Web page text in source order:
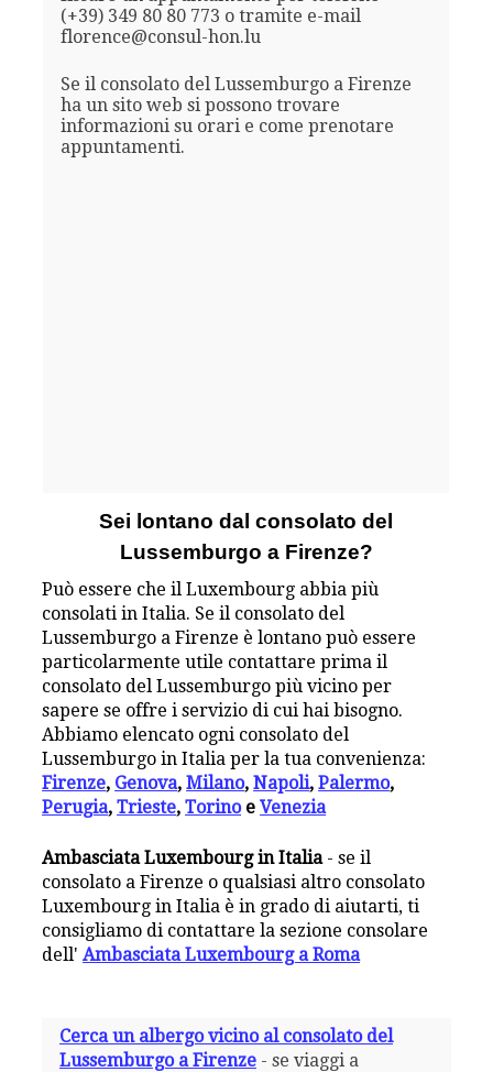
(+39) 349 80 80 773 o tramite e-mail
florence@consul-hon.lu
Se il consolato del Lussemburgo a Firenze
ha un sito web si possono trovare
informazioni su orari e come prenotare
appuntamenti.
Sei lontano dal consolato del
Lussemburgo a Firenze?
Può essere che il Luxembourg abbia più
consolati in Italia. Se il consolato del
Lussemburgo a Firenze è lontano può essere
particolarmente utile contattare prima il
consolato del Lussemburgo più vicino per
sapere se offre i servizio di cui hai bisogno.
Abbiamo elencato ogni consolato del
Lussemburgo in Italia per la tua convenienza:
Firenze, Genova,Milano,Napoli,Palermo,
Perugia,Trieste,TorinoeVenezia
Ambasciata Luxembourg in Italia- se il
consolato a Firenze o qualsiasi altro consolato
Luxembourg in Italia è in grado di aiutarti, ti
consigliamo di contattare la sezione consolare
dell'Ambasciata Luxembourg a Roma
Cerca un albergo vicino al consolato del
Lussemburgo a Firenze- se viaggi a